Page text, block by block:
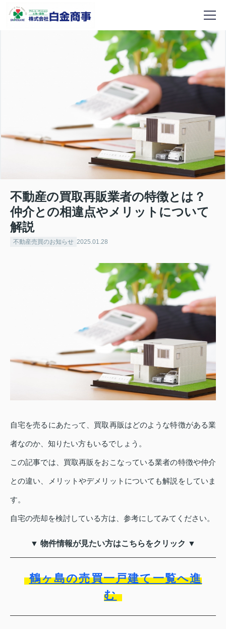
不動産の買取再販業者の特徴とは？
仲介との相違点やメリットについて
解説
不動産売買のお知らせ 2025.01.28
自宅を売るにあたって、買取再販はどのような特徴がある業
者なのか、知りたい方もいるでしょう。
この記事では、買取再販をおこなっている業者の特徴や仲介
との違い、メリットやデメリットについても解説をしていま
す。
自宅の売却を検討している方は、参考にしてみてください。
▼ 物件情報が見たい方はこちらをクリック ▼
鶴ヶ島の売買一戸建て一覧へ進
む